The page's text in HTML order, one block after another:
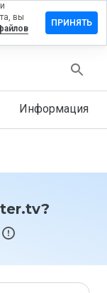
Информация
вы
ПРИНЯТЬ